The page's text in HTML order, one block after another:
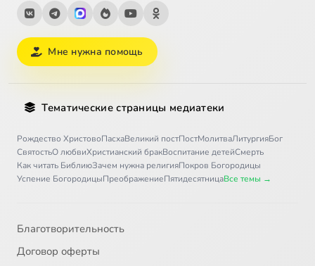
Мне нужна помощь
Тематические страницы медиатеки
Рождество ХристовоПасхаВеликий постПостМолитваЛитургияБог
СвятостьО любвиХристианский бракВоспитание детейСмерть
Как читать БиблиюЗачем нужна религияПокров Богородицы
Успение БогородицыПреображениеПятидесятницаВсе темы →
Благотворительность
Договор оферты